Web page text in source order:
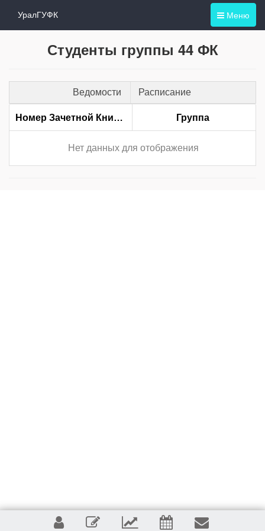
Меню
УралГУФК
Студенты группы 44 ФК
Ведомости Расписание
Номер Зачетной Книжки Группа
Нет данных для отображения